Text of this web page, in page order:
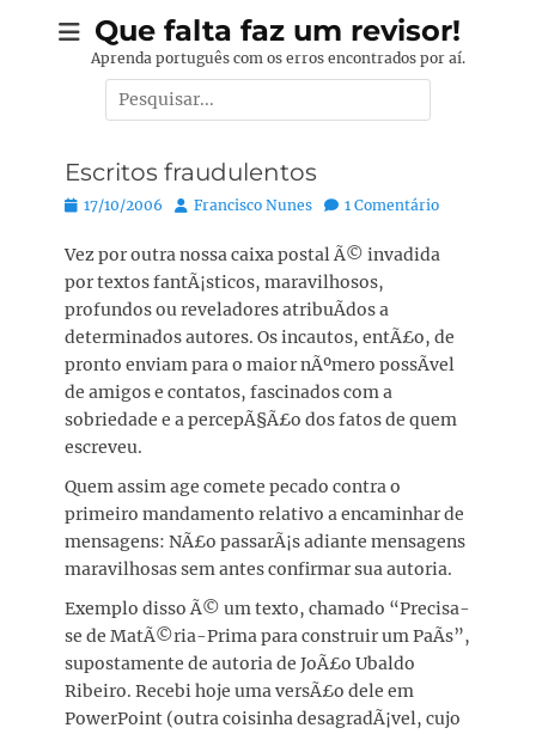
Que falta faz um revisor!
Aprenda português com os erros encontrados por aí.
Pesquisar
por:
Escritos fraudulentos
Posted
17/10/2006 Autor:
Francisco Nunes 1 Comentário
Vez por outra nossa caixa postal Ã© invadida
por textos fantÃ¡sticos, maravilhosos,
profundos ou reveladores atribuÃ­dos a
determinados autores. Os incautos, entÃ£o, de
pronto enviam para o maior nÃºmero possÃ­vel
de amigos e contatos, fascinados com a
sobriedade e a percepÃ§Ã£o dos fatos de quem
escreveu.
Quem assim age comete pecado contra o
primeiro mandamento relativo a encaminhar de
mensagens: NÃ£o passarÃ¡s adiante mensagens
maravilhosas sem antes confirmar sua autoria.
Exemplo disso Ã© um texto, chamado “Precisa-
se de MatÃ©ria-Prima para construir um PaÃ­s”,
supostamente de autoria de JoÃ£o Ubaldo
Ribeiro. Recebi hoje uma versÃ£o dele em
PowerPoint (outra coisinha desagradÃ¡vel, cujo